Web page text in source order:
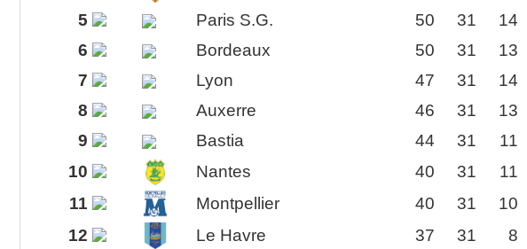
5
Paris S.G. 50 31 14
6
Bordeaux 50 31 13
7
Lyon 47 31 14
8
Auxerre 46 31 13
9
Bastia 44 31 11
10
Nantes 40 31 11
11
Montpellier 40 31 10
12
Le Havre 37 31 8